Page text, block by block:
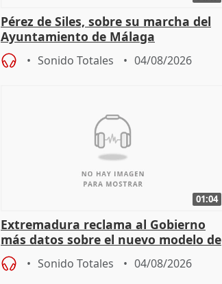
Pérez de Siles, sobre su marcha del
Ayuntamiento de Málaga
Sonido Totales 04/08/2026
01:04
Extremadura reclama al Gobierno
más datos sobre el nuevo modelo de
financiación
Sonido Totales 04/08/2026